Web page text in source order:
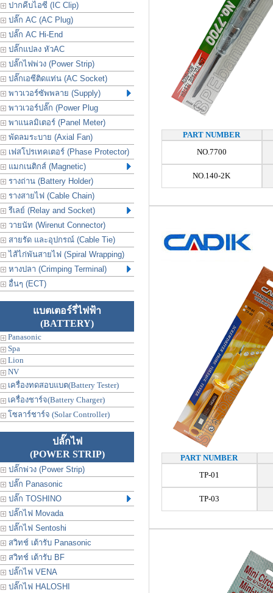
ปากคีบไอซี (IC Clip)
ปลั๊ก AC (AC Plug)
ปลั๊ก AC Hi-End
ปลั๊กแปลง หัวAC
ปลั๊กไฟพ่วง (Power Strip)
ปลั๊กเอซีติดแท่น (AC Socket)
พาวเวอร์ซัพพลาย (Supply)
พาวเวอร์ปลั๊ก (Power Plug
พาแนลมิเตอร์ (Panel Meter)
พัดลมระบาย (Axial Fan)
เฟสโปรเทคเตอร์ (Phase Protector)
แมกเนติกส์ (Magnetic)
รางถ่าน (Battery Holder)
รางสายไฟ (Cable Chain)
รีเลย์ (Relay and Socket)
วายนัท (Wirenut Connector)
สายรัด และอุปกรณ์ (Cable Tie)
ไส้ไก่พันสายไฟ (Spiral Wrapping)
หางปลา (Crimping Terminal)
อื่นๆ (ECT)
แบตเตอร์รี่ไฟฟ้า
(BATTERY)
Panasonic
Spa
Lion
NV
เครื่องทดสอบแบต(Battery Tester)
เครื่องชาร์จ(Battery Charger)
โซลาร์ชาร์จ (Solar Controller)
ปลั๊กไฟ
(POWER STRIP)
ปลั๊กพ่วง (Power Strip)
ปลั๊ก Panasonic
ปลั๊ก TOSHINO
ปลั๊กไฟ Movada
ปลั๊กไฟ Sentoshi
สวิทช์ เต้ารับ Panasonic
สวิทช์ เต้ารับ BF
ปลั๊กไฟ VENA
ปลั๊กไฟ HALOSHI
PART NUMBER
NO.7700
NO.140-2K
PART NUMBER
TP-01
TP-03